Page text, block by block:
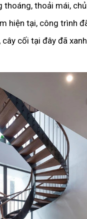
thoáng, thoải mái,
hiện tại, công trình
cối tại đây đã